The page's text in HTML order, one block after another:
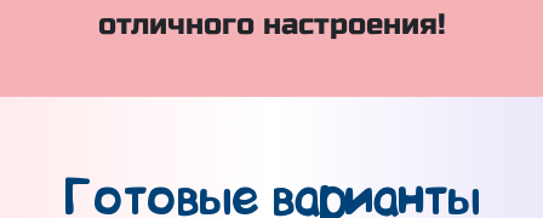
отличного настроения!
Готовые варианты